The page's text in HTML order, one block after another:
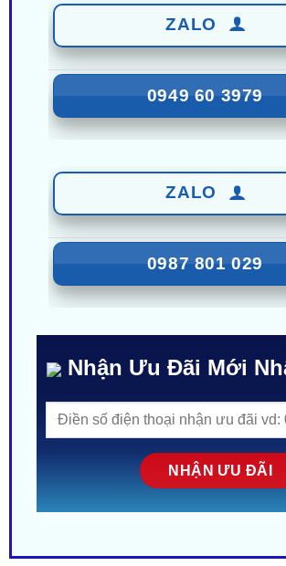
LIÊN HỆ BÁO GIÁ - TRẢ
ZALO
0949 60 3979
ZALO
0987 801 029
Nhận Ưu Đãi Mới